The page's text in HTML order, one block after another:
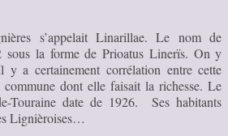
s’appelait Linarillae. Le nom de
sous la forme de Prioatus Linerïs. On y
a certainement corrélation entre cette
dont elle faisait la richesse. Le
Touraine date de 1926. Ses habitants
Lignièroises…